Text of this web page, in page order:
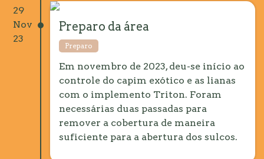
29
Nov
23
Preparo da área
Preparo
Em novembro de 2023, deu-se início ao
controle do capim exótico e as lianas
com o implemento Triton. Foram
necessárias duas passadas para
remover a cobertura de maneira
suficiente para a abertura dos sulcos.